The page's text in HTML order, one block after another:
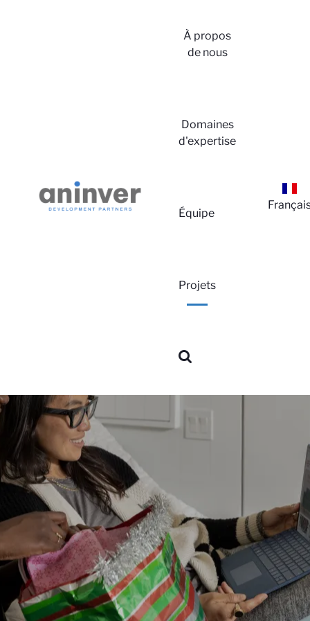
À propos
de nous
Domaines
d'expertise
Équipe
Projets